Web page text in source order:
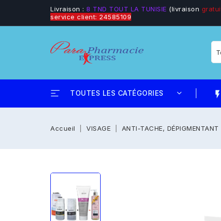
Livraison : 8 TND TOUT LA TUNISIE (livraison
service client: 24585109
TOUTES LES CATÉGORIES flash_on
Accueil VISAGE ANTI-TACHE, DÉPIGMENTANT